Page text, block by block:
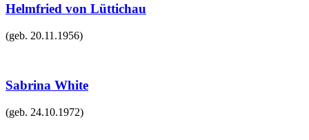
Helmfried von Lüttichau
(geb. 20.11.1956)
Sabrina White
(geb. 24.10.1972)